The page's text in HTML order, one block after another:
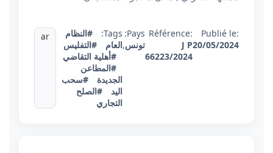
Publié le:
20/05/2024
Référence:
J P
66223/2024
Pays:
تونس,
Tags:
#النظام
العام
#التفليس
#أهلية التقاضي
#المطاعن
الجديدة
#سحب
اليد
#الصلح
التجاري
ar